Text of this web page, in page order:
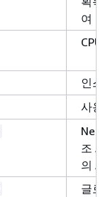
여 크
CPU
인스
사용
조
의
글로